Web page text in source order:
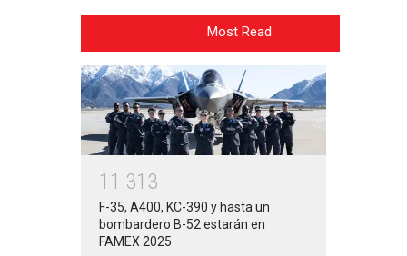
Most Read
1 1 31 3
F-35, A400, KC-390 y hasta un
bombardero B-52 estarán en
FAMEX 2025